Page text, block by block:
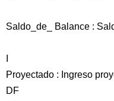
Saldo_de_ Balance :
Proyectado : Ingreso
DF